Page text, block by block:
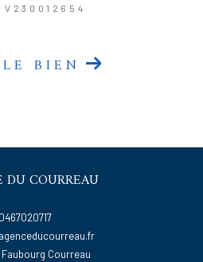
V230012654
BIEN
DU COURREAU
0467020717
Faubourg Courreau